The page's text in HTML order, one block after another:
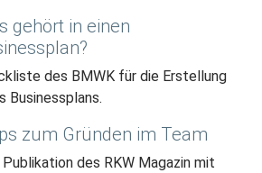
gehört in einen
des BMWK für die Erstellung
Businessplans.
zum Gründen im Team
Publikation des RKW Magazin mit